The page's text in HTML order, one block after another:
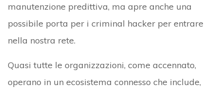
manutenzione predittiva, ma apre anche una
possibile porta per i criminal hacker per entrare
nella nostra rete.
Quasi tutte le organizzazioni, come accennato,
operano in un ecosistema connesso che include,